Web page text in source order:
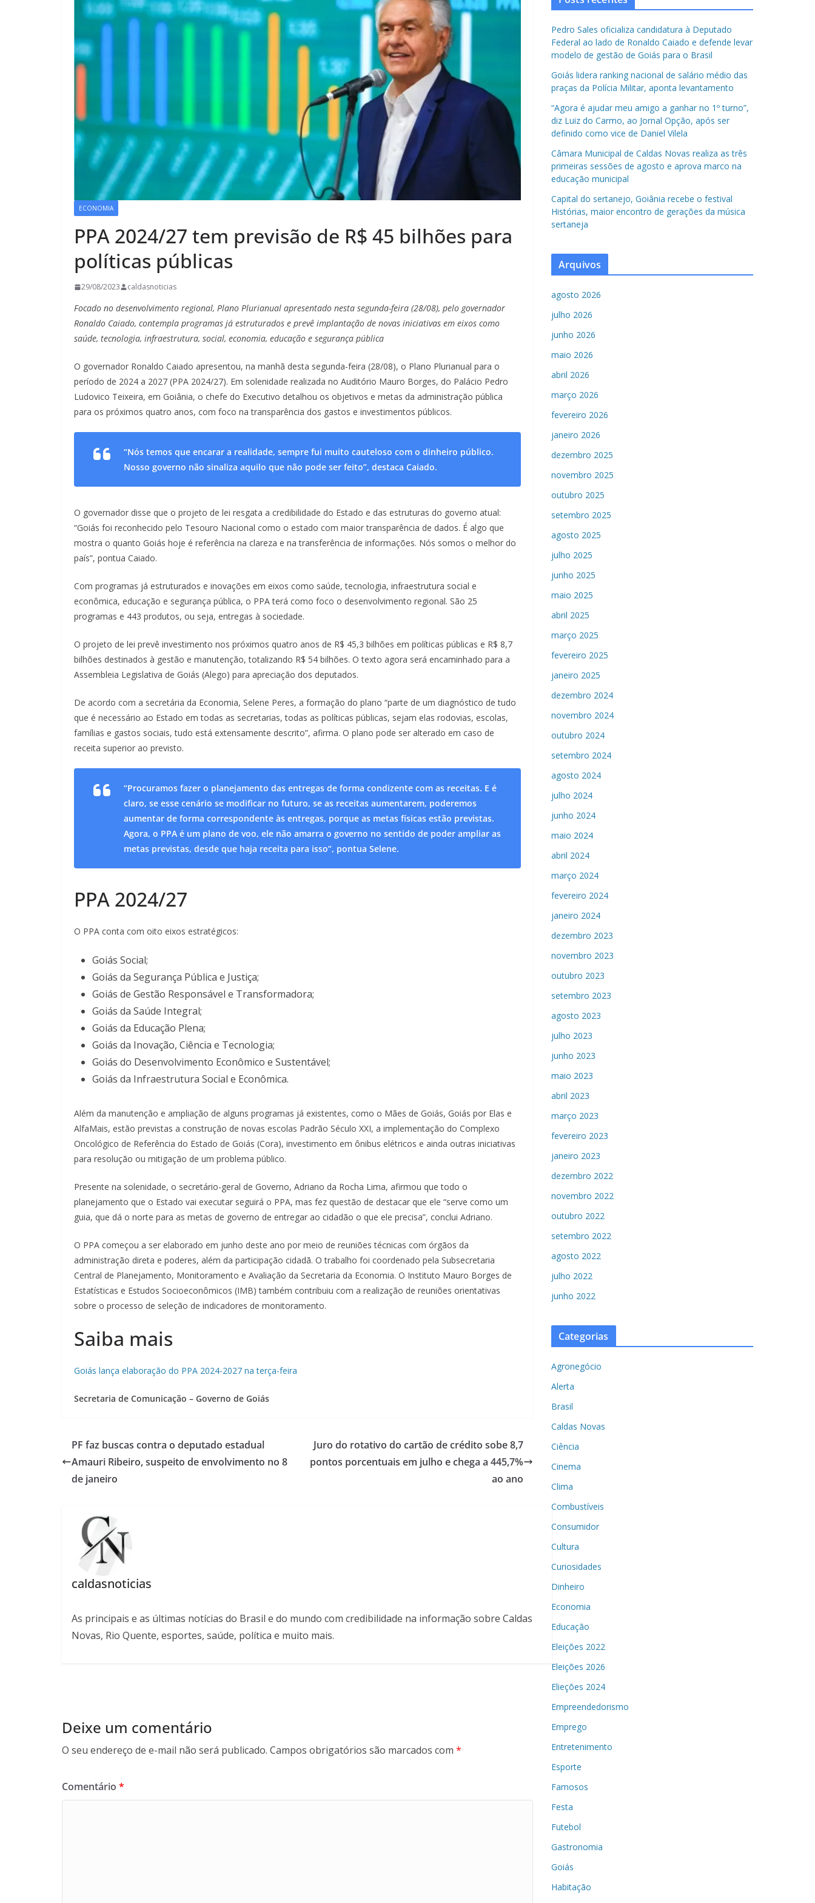
ECONOMIA
PPA 2024/27 tem previsão de R$ 45 bilhões para
políticas públicas
29/08/2023 caldasnoticias
Focado no desenvolvimento regional, Plano Plurianual apresentado nesta segunda-feira (28/08), pelo governador
Ronaldo Caiado, contempla programas já estruturados e prevê implantação de novas iniciativas em eixos como
saúde, tecnologia, infraestrutura, social, economia, educação e segurança pública
O governador Ronaldo Caiado apresentou, na manhã desta segunda-feira (28/08), o Plano Plurianual para o
período de 2024 a 2027 (PPA 2024/27). Em solenidade realizada no Auditório Mauro Borges, do Palácio Pedro
Ludovico Teixeira, em Goiânia, o chefe do Executivo detalhou os objetivos e metas da administração pública
para os próximos quatro anos, com foco na transparência dos gastos e investimentos públicos.
“Nós temos que encarar a realidade, sempre fui muito cauteloso com o dinheiro público.
Nosso governo não sinaliza aquilo que não pode ser feito”, destaca Caiado.
O governador disse que o projeto de lei resgata a credibilidade do Estado e das estruturas do governo atual:
“Goiás foi reconhecido pelo Tesouro Nacional como o estado com maior transparência de dados. É algo que
mostra o quanto Goiás hoje é referência na clareza e na transferência de informações. Nós somos o melhor do
país”, pontua Caiado.
Com programas já estruturados e inovações em eixos como saúde, tecnologia, infraestrutura social e
econômica, educação e segurança pública, o PPA terá como foco o desenvolvimento regional. São 25
programas e 443 produtos, ou seja, entregas à sociedade.
O projeto de lei prevê investimento nos próximos quatro anos de R$ 45,3 bilhões em políticas públicas e R$ 8,7
bilhões destinados à gestão e manutenção, totalizando R$ 54 bilhões. O texto agora será encaminhado para a
Assembleia Legislativa de Goiás (Alego) para apreciação dos deputados.
De acordo com a secretária da Economia, Selene Peres, a formação do plano “parte de um diagnóstico de tudo
que é necessário ao Estado em todas as secretarias, todas as políticas públicas, sejam elas rodovias, escolas,
famílias e gastos sociais, tudo está extensamente descrito”, afirma. O plano pode ser alterado em caso de
receita superior ao previsto.
“Procuramos fazer o planejamento das entregas de forma condizente com as receitas. E é
claro, se esse cenário se modificar no futuro, se as receitas aumentarem, poderemos
aumentar de forma correspondente às entregas, porque as metas físicas estão previstas.
Agora, o PPA é um plano de voo, ele não amarra o governo no sentido de poder ampliar as
metas previstas, desde que haja receita para isso”, pontua Selene.
PPA 2024/27
O PPA conta com oito eixos estratégicos:
Goiás Social;
Goiás da Segurança Pública e Justiça;
Goiás de Gestão Responsável e Transformadora;
Goiás da Saúde Integral;
Goiás da Educação Plena;
Goiás da Inovação, Ciência e Tecnologia;
Goiás do Desenvolvimento Econômico e Sustentável;
Goiás da Infraestrutura Social e Econômica.
Além da manutenção e ampliação de alguns programas já existentes, como o Mães de Goiás, Goiás por Elas e
AlfaMais, estão previstas a construção de novas escolas Padrão Século XXI, a implementação do Complexo
Oncológico de Referência do Estado de Goiás (Cora), investimento em ônibus elétricos e ainda outras iniciativas
para resolução ou mitigação de um problema público.
Presente na solenidade, o secretário-geral de Governo, Adriano da Rocha Lima, afirmou que todo o
planejamento que o Estado vai executar seguirá o PPA, mas fez questão de destacar que ele “serve como um
guia, que dá o norte para as metas de governo de entregar ao cidadão o que ele precisa”, conclui Adriano.
O PPA começou a ser elaborado em junho deste ano por meio de reuniões técnicas com órgãos da
administração direta e poderes, além da participação cidadã. O trabalho foi coordenado pela Subsecretaria
Central de Planejamento, Monitoramento e Avaliação da Secretaria da Economia. O Instituto Mauro Borges de
Estatísticas e Estudos Socioeconômicos (IMB) também contribuiu com a realização de reuniões orientativas
sobre o processo de seleção de indicadores de monitoramento.
Saiba mais
Goiás lança elaboração do PPA 2024-2027 na terça-feira
Secretaria de Comunicação – Governo de Goiás
PF faz buscas contra o deputado estadual
Amauri Ribeiro, suspeito de envolvimento no 8
de janeiro
Juro do rotativo do cartão de crédito sobe 8,7
pontos porcentuais em julho e chega a 445,7%
ao ano
caldasnoticias
As principais e as últimas notícias do Brasil e do mundo com credibilidade na informação sobre Caldas
Novas, Rio Quente, esportes, saúde, política e muito mais.
Deixe um comentário
O seu endereço de e-mail não será publicado. Campos obrigatórios são marcados com *
Comentário *
Pedro Sales oficializa candidatura à Deputado
Federal ao lado de Ronaldo Caiado e defende levar
modelo de gestão de Goiás para o Brasil
Goiás lidera ranking nacional de salário médio das
praças da Polícia Militar, aponta levantamento
“Agora é ajudar meu amigo a ganhar no 1º turno”,
diz Luiz do Carmo, ao Jornal Opção, após ser
definido como vice de Daniel Vilela
Câmara Municipal de Caldas Novas realiza as três
primeiras sessões de agosto e aprova marco na
educação municipal
Capital do sertanejo, Goiânia recebe o festival
Histórias, maior encontro de gerações da música
sertaneja
Arquivos
agosto 2026
julho 2026
junho 2026
maio 2026
abril 2026
março 2026
fevereiro 2026
janeiro 2026
dezembro 2025
novembro 2025
outubro 2025
setembro 2025
agosto 2025
julho 2025
junho 2025
maio 2025
abril 2025
março 2025
fevereiro 2025
janeiro 2025
dezembro 2024
novembro 2024
outubro 2024
setembro 2024
agosto 2024
julho 2024
junho 2024
maio 2024
abril 2024
março 2024
fevereiro 2024
janeiro 2024
dezembro 2023
novembro 2023
outubro 2023
setembro 2023
agosto 2023
julho 2023
junho 2023
maio 2023
abril 2023
março 2023
fevereiro 2023
janeiro 2023
dezembro 2022
novembro 2022
outubro 2022
setembro 2022
agosto 2022
julho 2022
junho 2022
Categorias
Agronegócio
Alerta
Brasil
Caldas Novas
Ciência
Cinema
Clima
Combustíveis
Consumidor
Cultura
Curiosidades
Dinheiro
Economia
Educação
Eleições 2022
Eleições 2026
Elieções 2024
Empreendedorismo
Emprego
Entretenimento
Esporte
Famosos
Festa
Futebol
Gastronomia
Goiás
Habitação